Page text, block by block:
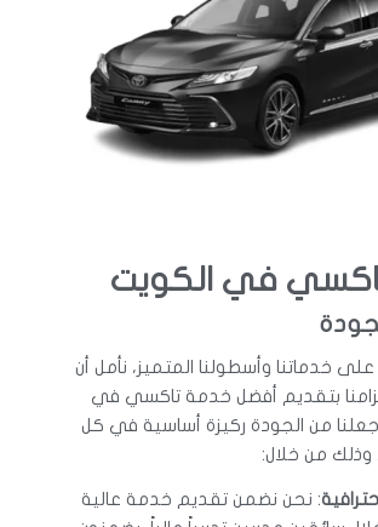
في الكويت
على خدماتنا وأسطولنا المتميز، نأمل أن
بتقديم أفضل خدمة تاكسي في
من الجودة ركيزة أساسية في كل
وذلك من خلال:
: نحن نضمن تقديم خدمة عالية